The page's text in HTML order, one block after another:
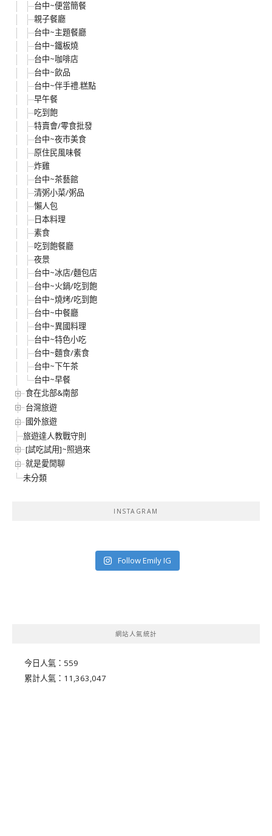
台中~便當簡餐
親子餐廳
台中~主題餐廳
台中~鐵板燒
台中~咖啡店
台中~飲品
台中~伴手禮.糕點
早午餐
吃到飽
特賣會/零食批發
台中~夜市美食
原住民風味餐
炸雞
台中~茶藝館
清粥小菜/粥品
懶人包
日本料理
素食
吃到飽餐廳
夜景
台中~冰店/麵包店
台中~火鍋/吃到飽
台中~燒烤/吃到飽
台中~中餐廳
台中~異國料理
台中~特色小吃
台中~麵食/素食
台中~下午茶
台中~早餐
食在北部&南部
台灣旅遊
國外旅遊
旅遊達人教戰守則
[試吃試用]~照過來
就是愛閒聊
未分類
INSTAGRAM
Follow Emily IG
網站人氣統計
今日人氣： 559
累計人氣： 11,363,047